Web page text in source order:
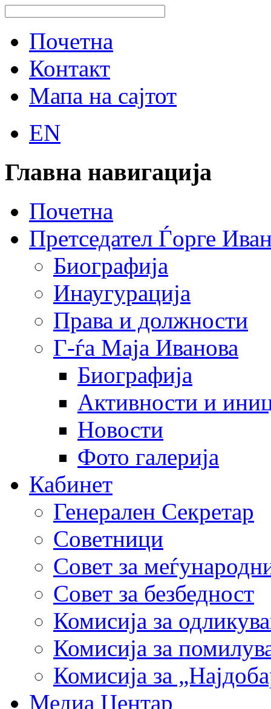
Почетна
Контакт
Мапа на сајтот
EN
Главна навигација
Почетна
Претседател Ѓорге
Биографија
Инаугурација
Права и должности
Г-ѓа Маја Иванова
Биографија
Активности и
Новости
Фото галерија
Кабинет
Генерален Секретар
Советници
Совет за
Совет за безбедност
Комисија за
Комисија за
Комисија за
Медиа Центар